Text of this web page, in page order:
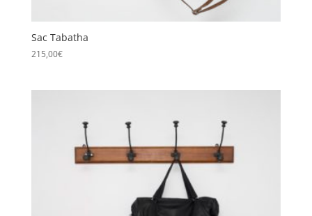
Sac Tabatha
215,00€